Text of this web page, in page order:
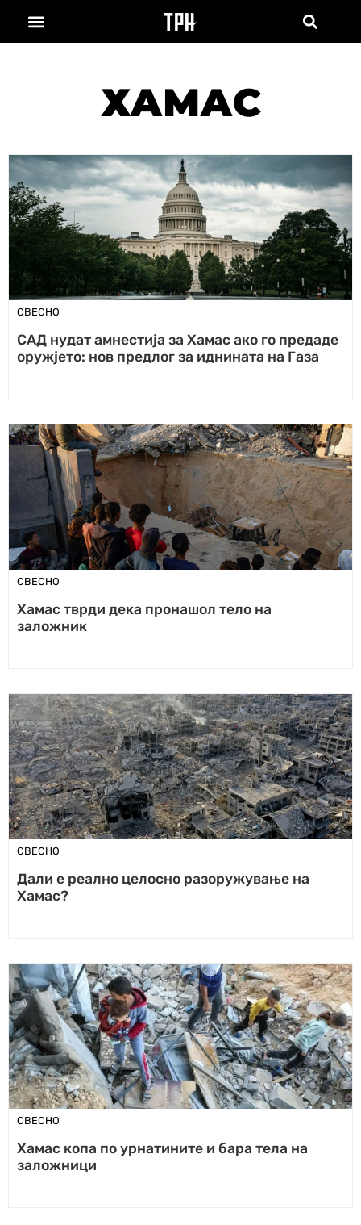
ХАМАС
СВЕСНО
САД нудат амнестија за Хамас ако го предаде
оружјето: нов предлог за иднината на Газа
СВЕСНО
Хамас тврди дека пронашол тело на
заложник
СВЕСНО
Дали е реално целосно разоружување на
Хамас?
СВЕСНО
Хамас копа по урнатините и бара тела на
заложници